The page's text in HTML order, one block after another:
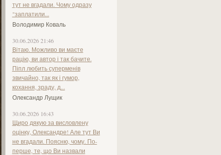
тут не вгадали. Чому одразу
"заплатили...
Володимир Коваль
30.06.2026 21:46
Вітаю. Можливо ви маєте
рацію, ви автор і так бачите.
Піпл любить суперменів
звичайно, так як і гумор,
кохання, зраду, д...
Олександр Лущик
30.06.2026 16:43
Щиро дякую за висловлену
оцінку, Олександре! Але тут Ви
не вгадали. Поясню, чому. По-
перше, те, що Ви назвали